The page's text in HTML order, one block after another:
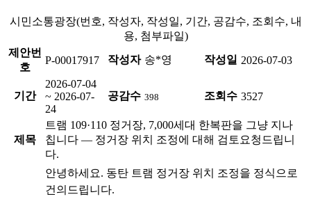
시민소통광장(번호, 작성자, 작성일, 기간, 공감수, 조회수, 내
용, 첨부파일)
제안번
호
P-00017917 작성자 송*영 작성일 2026-07-03
기간
2026-07-04
~ 2026-07-
24
공감수 398 조회수 3527
제목
트램 109·110 정거장, 7,000세대 한복판을 그냥 지나
칩니다 — 정거장 위치 조정에 대해 검토요청드립니
다.
안녕하세요. 동탄 트램 정거장 위치 조정을 정식으로
건의드립니다.